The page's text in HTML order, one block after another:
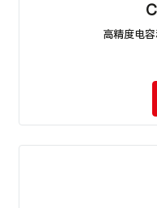
高精度电